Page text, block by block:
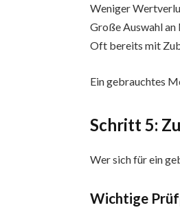
Weniger
Große Auswahl
Oft bereits mit
Ein gebrauchtes
Schritt 5:
Wer sich für ein
Wichtige